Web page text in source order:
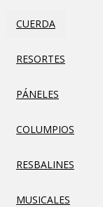
CUERDA
RESORTES
PÁNELES
COLUMPIOS
RESBALINES
MUSICALES